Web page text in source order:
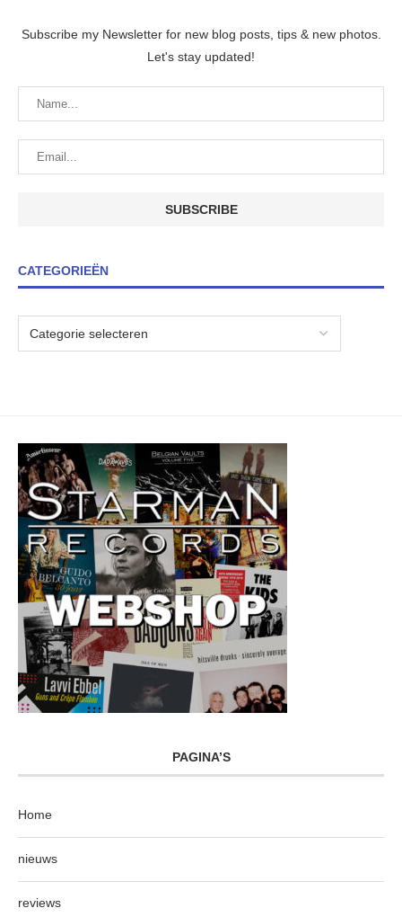
Subscribe my Newsletter for new blog posts, tips & new photos.
Let's stay updated!
CATEGORIEËN
PAGINA’S
Home
nieuws
reviews